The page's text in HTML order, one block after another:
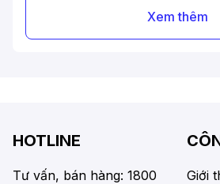
xem ngay bài viết dưới đây nhé!
13 tuổi, có kích thước nhỏ
sự hứng thú mỗi khi đạp xe.
Xem thêm
HOTLINE
Tư vấn, bán hàng: 1800
Giới